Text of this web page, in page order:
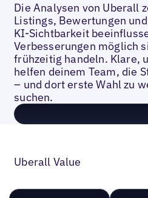
Die Analysen von Uberall
Listings, Bewertungen
KI-Sichtbarkeit
Verbesserungen möglich
frühzeitig handeln. Klare,
helfen deinem Team, die
– und dort erste Wahl zu
suchen.
Uberall Value